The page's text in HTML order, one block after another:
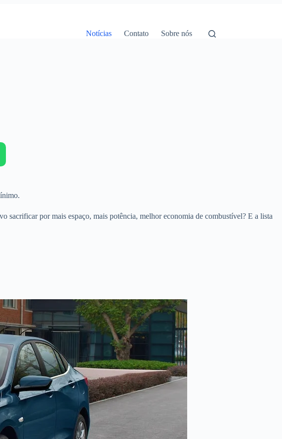
Notícias Contato Sobre nós
sacrificar por mais espaço, mais potência, melhor economia de combustível? E a lista